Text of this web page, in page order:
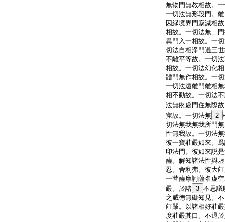
無物門無教相故。
一切法無形段門。
因縁境界門寂滅相
相故。一切法無二
異門入一相故。一
切法自相淨門過三
不離平等故。一切
相故。一切法幻化
體門無作相故。一
一切法遠離門離相
相不動故。一切法
法無依處門住無際
窟故。一切法無 2
切法無我無我所門
性無我故。一切法
彼一寶莊嚴如來。
印法門。彼如來説
薩。解知諸法性與
忍。舍利弗。彼大
一菩薩摩訶薩名虚
嚴。於諸 3 不思議
之威徳無礙知見。
莊嚴。以諸相好莊
度莊嚴其口。不退